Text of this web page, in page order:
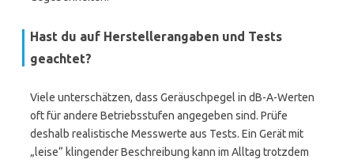
Hast du auf Herstellerangaben und Tests
geachtet?
Viele unterschätzen, dass Geräuschpegel in dB-A-Werten
oft für andere Betriebsstufen angegeben sind. Prüfe
deshalb realistische Messwerte aus Tests. Ein Gerät mit
„leise“ klingender Beschreibung kann im Alltag trotzdem